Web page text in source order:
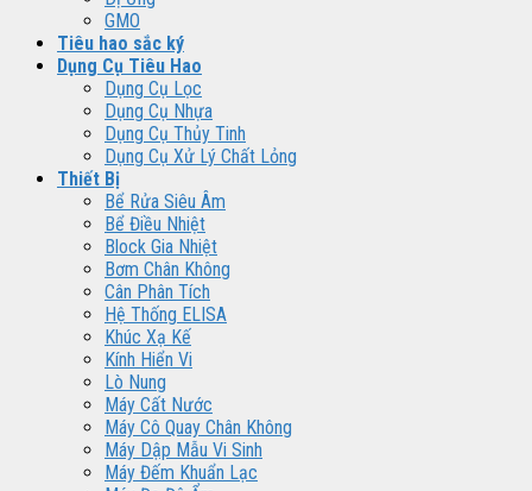
GMO
Tiêu hao sắc ký
Dụng Cụ Tiêu Hao
Dụng Cụ Lọc
Dụng Cụ Nhựa
Dụng Cụ Thủy Tinh
Dụng Cụ Xử Lý Chất Lỏng
Thiết Bị
Bể Rửa Siêu Âm
Bể Điều Nhiệt
Block Gia Nhiệt
Bơm Chân Không
Cân Phân Tích
Hệ Thống ELISA
Khúc Xạ Kế
Kính Hiển Vi
Lò Nung
Máy Cất Nước
Máy Cô Quay Chân Không
Máy Dập Mẫu Vi Sinh
Máy Đếm Khuẩn Lạc